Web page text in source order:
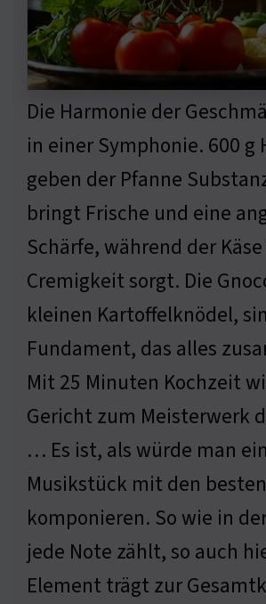
Die Harmonie der
in einer Symphonie. 600 g
geben der Pfanne
bringt Frische und eine
Schärfe, während der
Cremigkeit sorgt. Die
kleinen Kartoffelknödel,
Fundament, das alles
Mit 25 Minuten Kochzeit
Gericht zum Meisterwerk
… Es ist, als würde man ein
Musikstück mit den
komponieren. So wie in
jede Note zählt, so auch
Element trägt zur